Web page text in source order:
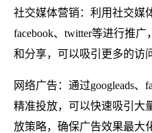
社交媒体营销：利用社交媒
facebook、twitter等进行推
和分享，可以吸引更多的访
网络广告：通过googleads、
精准投放，可以快速吸引大
放策略，确保广告效果最大